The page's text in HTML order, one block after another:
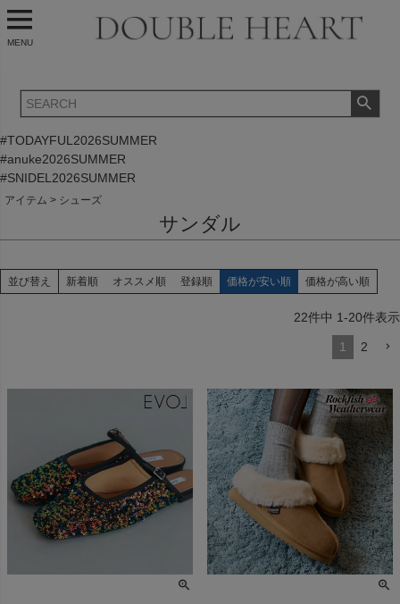
MENU
#TODAYFUL2026SUMMER
#anuke2026SUMMER
#SNIDEL2026SUMMER
アイテム シューズ
サンダル
並び替え 新着順 オススメ順 登録順 価格が安い順 価格が高い順
22件中 1-20件表示
1 2